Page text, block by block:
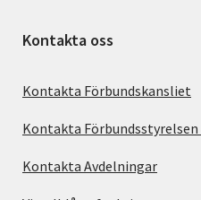
Kontakta oss
Kontakta Förbundskansliet
Kontakta Förbundsstyrelsen
Kontakta Avdelningar